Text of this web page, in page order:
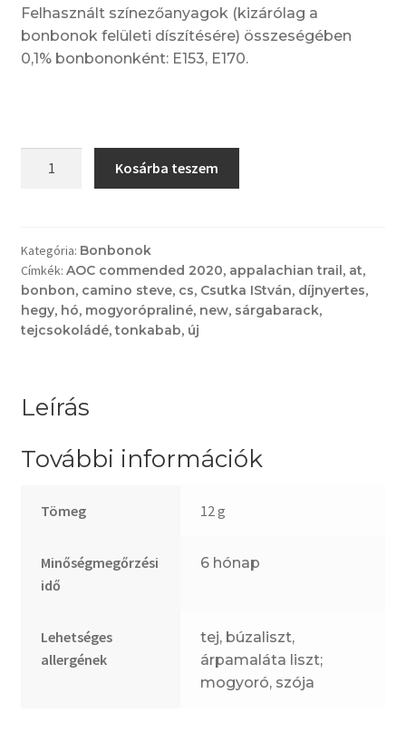
Felhasznált színezőanyagok (kizárólag a
bonbonok felületi díszítésére) összeségében
0,1% bonbononként: E153, E170.
Kosárba teszem
Kategória: Bonbonok
Címkék: AOC commended 2020, appalachian trail, at,
bonbon, camino steve, cs, Csutka IStván, díjnyertes,
hegy, hó, mogyorópraliné, new, sárgabarack,
tejcsokoládé,tonkabab, új
Leírás
További információk
Tömeg 12 g
Minőségmegőrzési
idő
6 hónap
Lehetséges
allergének
tej, búzaliszt,
árpamaláta liszt;
mogyoró, szója